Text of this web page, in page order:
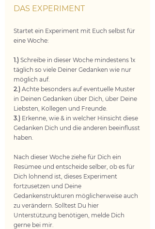
DAS EXPERIMENT
Startet ein Experiment mit Euch selbst für
eine Woche:
1.) Schreibe in dieser Woche mindestens 1x
täglich so viele Deiner Gedanken wie nur
möglich auf.
2.) Achte besonders auf eventuelle Muster
in Deinen Gedanken über Dich, über Deine
Liebsten, Kollegen und Freunde.
3.) Erkenne, wie & in welcher Hinsicht diese
Gedanken Dich und die anderen beeinflusst
haben.
Nach dieser Woche ziehe für Dich ein
Resümee und entscheide selber, ob es für
Dich lohnend ist, dieses Experiment
fortzusetzen und Deine
Gedankenstrukturen möglicherweise auch
zu verändern. Solltest Du hier
Unterstützung benötigen, melde Dich
gerne bei mir.